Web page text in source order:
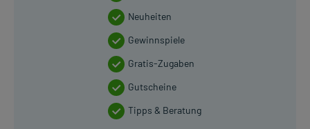
Neuheiten
Gewinnspiele
Gratis-Zugaben
Gutscheine
Tipps & Beratung